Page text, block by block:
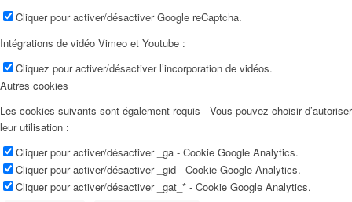
Cliquer pour activer/désactiver Google reCaptcha.
Intégrations de vidéo Vimeo et Youtube :
Cliquez pour activer/désactiver l’incorporation de vidéos.
Autres cookies
Les cookies suivants sont également requis - Vous pouvez choisir d’autoriser
leur utilisation :
Cliquer pour activer/désactiver _ga - Cookie Google Analytics.
Cliquer pour activer/désactiver _gid - Cookie Google Analytics.
Cliquer pour activer/désactiver _gat_* - Cookie Google Analytics.